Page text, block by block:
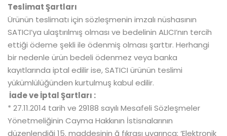
Teslimat Şartları
Ürünün teslimatı için sözleşmenin imzalı nüshasının
SATICI’ya ulaştırılmış olması ve bedelinin ALICI’nın tercih
ettiği ödeme şekli ile ödenmiş olması şarttır. Herhangi
bir nedenle ürün bedeli ödenmez veya banka
kayıtlarında iptal edilir ise, SATICI ürünün teslimi
yükümlülüğünden kurtulmuş kabul edilir.
İade ve İptal Şartları :
* 27.11.2014 tarih ve 29188 sayılı Mesafeli Sözleşmeler
Yönetmeliğinin Cayma Hakkının İstisnalarının
düzenlendiği 15. maddesinin ğ fıkrası uyarınca; ‘Elektronik